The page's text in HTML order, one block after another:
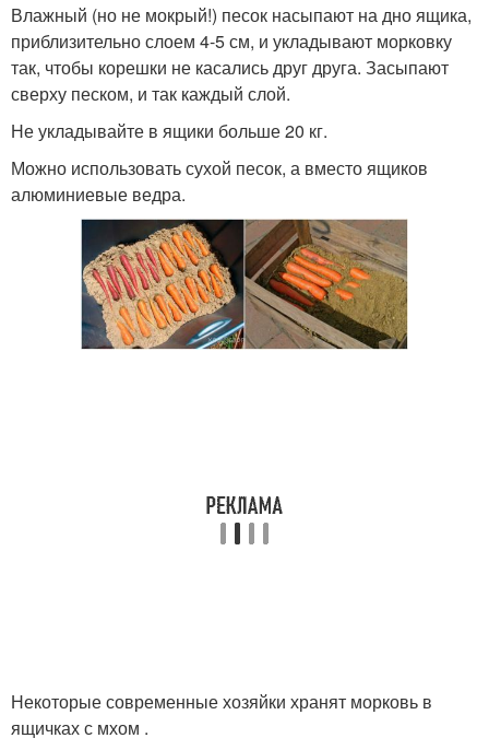
Влажный (но не мокрый!) песок насыпают на дно ящика,
приблизительно слоем 4-5 см, и укладывают морковку
так, чтобы корешки не касались друг друга. Засыпают
сверху песком, и так каждый слой.
Не укладывайте в ящики больше 20 кг.
Можно использовать сухой песок, а вместо ящиков
алюминиевые ведра.
Некоторые современные хозяйки хранят морковь в
ящичках с мхом .